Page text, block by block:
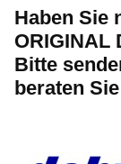
Haben Sie
ORIGINAL
Bitte
beraten